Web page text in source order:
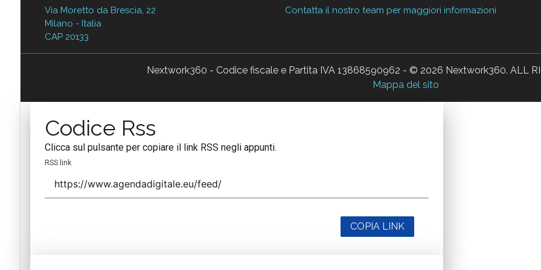
Via Moretto da Brescia, 22
Milano - Italia
CAP 20133
Contatta il nostro team per maggiori informazioni
Nextwork360 - Codice fiscale e Partita IVA 13868590962 - © 2026 Nextwork360. ALL
Mappa del sito
Codice Rss
Clicca sul pulsante per copiare il link RSS negli appunti.
RSS link
COPIA LINK